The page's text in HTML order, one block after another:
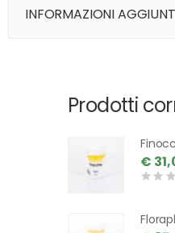
INFORMAZIONI
Prodotti
€